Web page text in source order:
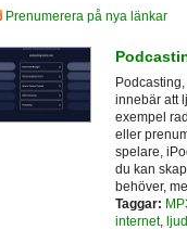
Prenumerera på nya länkar
innebär att
exempel
eller
spelare,
du kan
behöver,
Taggar:
internet,